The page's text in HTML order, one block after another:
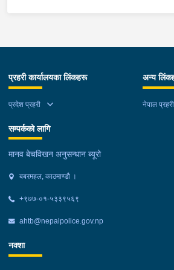
प्रहरी कार्यालयका लिंकहरू
प्रदेश प्रहरी
अन्य
नेपाल
सम्पर्कको लागि
मानव बेचविखन अनुसन्धान ब्यूरो
बबरमहल, काठमाण्डौ ।
+९७७-०१-५३३९५६९
ahtb@nepalpolice.gov.np
नक्शा